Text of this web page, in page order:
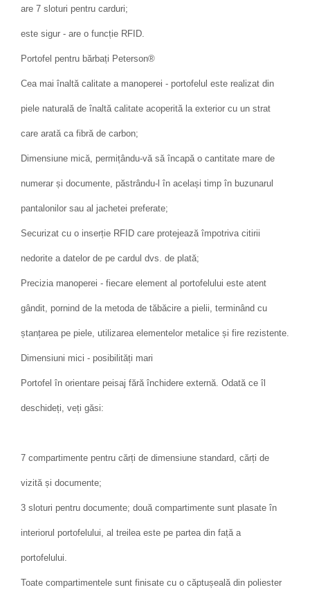
are 7 sloturi pentru carduri;
este sigur - are o funcție RFID.
Portofel pentru bărbați Peterson®
Cea mai înaltă calitate a manoperei - portofelul este realizat din
piele naturală de înaltă calitate acoperită la exterior cu un strat
care arată ca fibră de carbon;
Dimensiune mică, permițându-vă să încapă o cantitate mare de
numerar și documente, păstrându-l în același timp în buzunarul
pantalonilor sau al jachetei preferate;
Securizat cu o inserție RFID care protejează împotriva citirii
nedorite a datelor de pe cardul dvs. de plată;
Precizia manoperei - fiecare element al portofelului este atent
gândit, pornind de la metoda de tăbăcire a pielii, terminând cu
ștanțarea pe piele, utilizarea elementelor metalice și fire rezistente.
Dimensiuni mici - posibilități mari
Portofel în orientare peisaj fără închidere externă. Odată ce îl
deschideți, veți găsi:
7 compartimente pentru cărți de dimensiune standard, cărți de
vizită și documente;
3 sloturi pentru documente; două compartimente sunt plasate în
interiorul portofelului, al treilea este pe partea din față a
portofelului.
Toate compartimentele sunt finisate cu o căptușeală din poliester